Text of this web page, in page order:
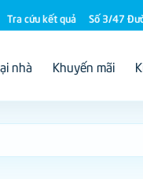
Tra cứu kết quả Số 3/47
nhà Khuyến mãi